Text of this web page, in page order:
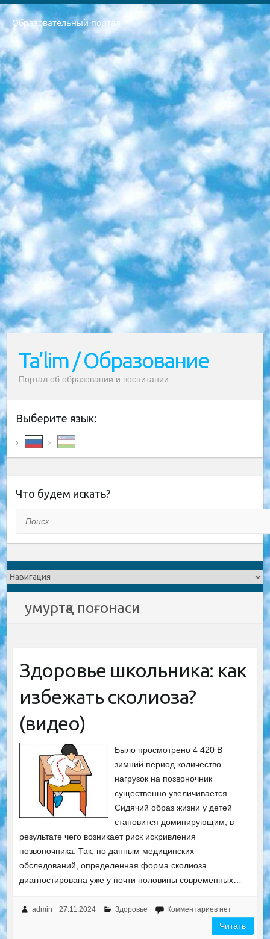
Образовательный портал
РЕСПУБЛИКА УЗБЕКИСТАН МИНИСТРЕРСТВО ДОШКОЛЬНОГО И ШКОЛЬНОГО ОБРАЗОВАНИЯ КОМАНДА в общеобразовательных учреждениях в 2023-2024 учебном году организация и проведение итоговой государственной аттестации обучающихся о Министра дошкольного и школьного образования Республики Узбекистан от 4 марта 2008 года (постановлением Минюста от 20 марта 2008 года № 1778 государственной регистрации) «Итоговое состояние учащихся общего среднего образования на основании положения об утверждении положения об аттестации общего среднего образования выпускной экзамен студентов в образовательных учреждениях в 2023-2024 учебном году В целях организации и прохождения аттестации приказываю: 1. Следующее: перечень предметов, по которым будет проводиться итоговая государственная аттестация и экзамен формы перевода согласно приложению 1; сертификаты международного образца, оценивающие уровень владения иностранными языками перечень согласно приложению 2; 2. Педагогический при специализированных образовательных учреждениях. научно-практический центр квалификации и международной оценки (Д.Давидова) 2024 г. До 25 марта: задания по предметам, по которым будет проводиться итоговая аттестация разработка и утверждение технических условий; итоговая аттестация на основании разработанного предметного задания разработка вопросов по предметам (устно и письменно), экзамен передача; общеобразовательные средние школы и специальные учебные заведения учащиеся выпускных классов школ и интернатов в агентской системе подготовка базы данных экзаменационных материалов и критериев оценки; перевод базы экзаменационных материалов на все языки обучения подать в Республиканский образовательный центр для изготовления; варианты экзаменов на основе разработанных контрольных материалов пусть будут поставлены задачи формирования. 3. Республиканский образовательный центр (Ш.Худайкулов) до 5 апреля 2024 года. до: база данных предоставленных экзаменационных материалов на все языки обучения перевод и экспертиза; для слепых, слабовидящих, глухих, слабослышащих и умственно отсталых детей учащиеся выпускных классов специализированных школ и школ-интернатов база данных экзаменационных материалов на всех преподаваемых языках подготовка критериев оценки; специализированные школы для умственно отсталых детей и технологии для учащихся выпускных классов школ-интернатов разработка соответствующих рекомендаций и критериев проведения ЕГЭ по естествознанию давать задания. 4. Педагогический при специализированных образовательных учреждениях. Научно-практический центр навыков и международной оценки (Д.Давидова), Республика образовательный центр (Худайкулов Ш.) итоговый государственный аттестационный экзамен ориентирован на творческое и логическое мышление при подготовке базы материалов учитывать введение заданий. 5. Следует отметить, что: сертификат государственного образца о знании общеобразовательного предмета и как минимум национальный уровень B1 по предметам на иностранных языках, указанным в Приложении 2. или международно признанный сертификат эквивалентного уровня студенты, изучающие определенный предмет, освобождаются от экзамена; по соответствующим предметам запланирована итоговая государственная аттестация за день до дня, путем жеребьевки Рабочей группой (в письменной форме по предметам, проводимым в форме) из числа сформированных вариантов выбрано 2 варианта; 2 выбранных варианта экзамена анонсированы на официальном сайте министерства и все выпускники по всей стране на основе этих вариантов проводит итоговую государственную аттестацию. 6. Государственное образование учащихся средних общеобразовательных учреждений. знания в соответствии с квалификационными требованиями, которые необходимо приобрести на основании стандартов итоговый (выпускной) контроль для 9 и 11 классов в целях тестирования Экзамены (далее – экзамены) состоят из предметов, перечисленных в приложении 1. будет сделано. 7. Экзамены пройдут с 26 мая по 15 июня 2024 г. (кроме науки физического воспитания). 8. Физическая для учащихся 9 классов общесредних образовательных учреждений. Экзамены по предмету «Образование, квалификация медицина» 1-6 мая 2024 года. сотрудники перевести под присмотр (с отклонениями в физическом или умственном развитии) специализированная школа для детей, школы-интернаты и со сколиозом школы-интернаты санаторного типа для больных детей исключены). 9. Он был слепым, слабовидящим и имел нарушения опорно-двигательного аппарата. экзамены в специализированных школах и интернатах для детей должны проводиться исходя из требований, предъявляемых к общеобразовательным учреждениям (физкультура кроме науки). 10. Специализированная школа для глухих и слабослышащих детей. и экзамены в интернатах и быть реализован в виде письменного теста по математике. 11. Специальность для умственно отсталых детей. Для 9 класса Родной язык и литературное письмо Государственный язык (язык обучения – узбекский). для неклассов) написано Математическое письмо Письменная/устная история Узбекистана Физическое воспитание практично Итоговый контроль Для 11 класса Написание родного языка и литературы (эссе) Математическое письмо Узбекский язык (обучение на узбекском языке) не посещающее общее среднее образование для учреждений)/Образовательное учреждение выбор письменный и устный Иностранный язык письменный/устный Письменная/устная история Узбекистана *По выбору студента:  Химия  Физика  Основы государственного права  География 10 бесплатных образовательных ресурсов - Мы составили подборку онлайн-проектов с интерактивными упражнениями, видеолекциями и статьями. Они помогут вам обрести новые и освежить старые знания бесплатно. 1. «ИНТУИТ» Старейшая образовательная площадка Рунета. Здесь вы найдёте сотни текстовых и видеокурсов на десятки различных тем — от программирования до психологии. Многие курсы подготовлены российскими университетами и крупными международными компаниями вроде Intel и Microsoft. Самостоятельное обучение бесплатное, но желающие могут оплатить услуги персональных наставников. 2. «Смартия» знакомит с актуальными профессиями и подсказывает, как им обучаться. Выбрав заинтересовавшую вас специальность — SMM-специалист, фотограф, веб-дизайнер или другую, — увидите список необходимых для неё умений. Чтобы вы могли освоить их самостоятельно, для каждого умения площадка отображает подборку ссылок на учебные материалы. Хотя «Смартия» ориентируется на русскоязычную аудиторию, часть контента всё же доступна только на английском. 3. «Лекторий Физтеха» Проект Московского физико-технического института (Физтеха). С его помощью вы можете смотреть онлайн серии лекций, записанные на видео в этом вузе. В числе доступных предметов — физика, биология, химия, информационные технологии и другие. К некоторым лекциям администрация ресурса прилагает готовые конспекты, которые можно скачивать в PDF-формате. 4. ITMOcourses Онлайн-площадка Санкт-Петербургского национального исследовательского университета информационных технологий, механики и оптики (ИТМО). Ресурс предоставляет свободный доступ к курсам, разработанным в этом вузе. Каталог материалов разбит на четыре категории: «Оптические системы и технологии», «Приборостроение и робототехника», «Информационные технологии» и «Биотехнологии». Курсы состоят из видеолекций, интерактивных демонстраций и заданий. 5. «КиберЛенинка» Электронная научная библиотека открытого доступа. Каталог площадки регулярно обрастает текстами статей из различных научных изданий. Сгруппированные по журналам и рубрикам публикации можно читать онлайн или скачивать целиком в PDF-формате. Проект нацелен на популяризацию науки за счёт открытого доступа к качественной информации. 6. «ПостНаука» На этом ресурсе публикуют подборки видеолекций, составленные экспертами из разных отраслей и объединённые общими темами. Среди них, к примеру, есть серии «Биоинформатика и геномика», «Культура средневековой Скандинавии» и Cinema Studies о теории кино. Каждая подборка лекций — логически связанная история, рассказанная экспертом от первого лица. Кроме того, на сайте появляются научно-образовательные статьи и тесты на разные темы. 7. «Newочём» Команда проекта «Newочём» отбирает самые интересные тексты из англоязычных СМИ и переводит те из них, за которые голосуют участники сообщества «ВКонтакте». По большей части это научно-популярные статьи. Редакторы придумывают лишь заголовки, в остальном содержание переводов соответствует оригиналам. Полные тексты можно читать прямо в социальной сети. 8. InternetUrok Онлайн-база материалов по основным дисциплинам школьной программы. Информация на сайте структурирована по классам, предметам и темам (урокам). Каждый урок состоит из видеолекций и конспектов. Есть также интерактивные тренажёры и тесты для закрепления пройденного материала. Даже если вы давно окончили школу, возможность повторить программу старших классов всегда может пригодиться. 9. Edutainme Ещё один ресурс об образовании. В отличие от Newtonew, как мне кажется, Edutainme больше ориентируется на представителей индустрии: педагогов, предпринимателей, разработчиков образовательных проектов. Но и любой, кто просто стремится к саморазвитию, найдёт на сайте много полезного и интересного для себя. Например, информацию о новых курсах и образовательных сервисах. 10. Newtonew Онлайн-медиа об образовании и обучении в широком смысле. Авторы Newtonew пишут об инструментах, заведениях, тактиках и стратегиях, которые помогают учить других и получать новые знания самостоятельно. На этой площадке вы найдёте новости, обзоры, аналитические мат
Ta’lim / Образование
Портал об образовании и воспитании
Выберите язык:
Что будем искать?
умуртқа поғонаси
Здоровье школьника: как
избежать сколиоза?
(видео)
Было просмотрено 4 420 В
зимний период количество
нагрузок на позвоночник
существенно увеличивается.
Сидячий образ жизни у детей
становится доминирующим, в
результате чего возникает риск искривления
позвоночника. Так, по данным медицинских
обследований, определенная форма сколиоза
диагностирована уже у почти половины современных…
admin 27.11.2024 Здоровье Комментариев нет
Читать